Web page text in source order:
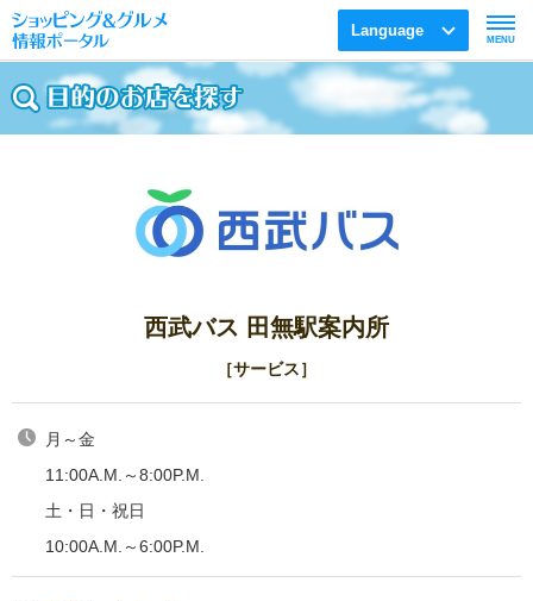
Language
MENU
西武バス 田無駅案内所
［サービス］
月～金
11:00A.M.～8:00P.M.
土・日・祝日
10:00A.M.～6:00P.M.